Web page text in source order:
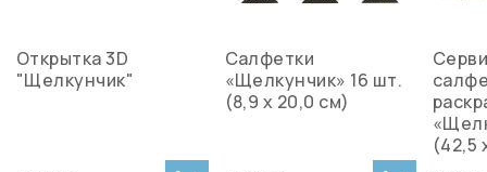
Открытка 3D
"Щелкунчик"
Салфетки
«Щелкунчик» 16 шт.
(8,9 х 20,0 см)
(42,5